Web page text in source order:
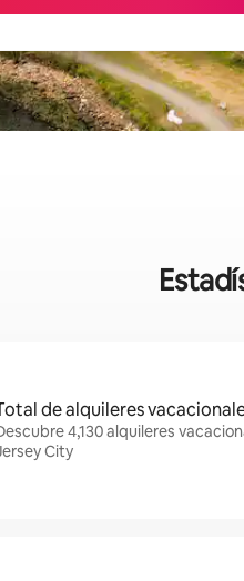
de alquileres
4,130 alquileres
City